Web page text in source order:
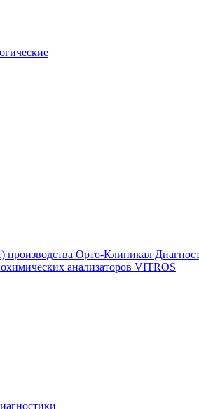
Орто-Клиникал
анализаторов VITROS